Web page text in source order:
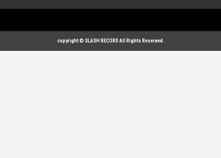
copyright © SLASH RECORD All Rights Reserved.